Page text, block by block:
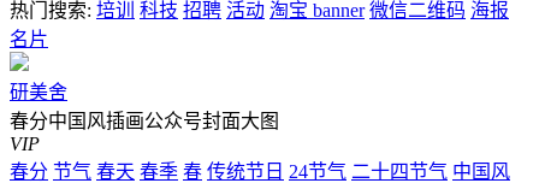
热门搜索: 培训 科技 招聘 活动 淘宝 banner 微信二维码 海报
名片
研美舍
春分中国风插画公众号封面大图
VIP
春分 节气 春天 春季 春 传统节日 24节气 二十四节气 中国风